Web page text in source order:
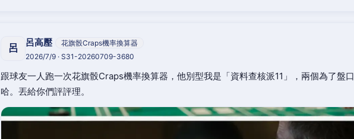
呂 呂高壓
花旗骰Craps機率換算器
2026/7/9 · S31-20260709-3680
跟球友一人跑一次花旗骰Craps機率換算器，他別型我是「資料查核派11」，兩個為了盤
哈。丟給你們評評理。